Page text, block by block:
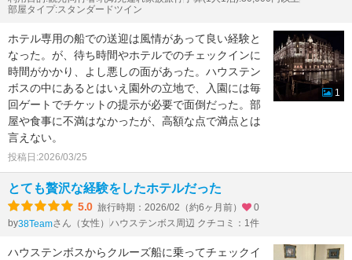
部屋タイプ:スタンダードツイン
ホテル専用の船での送迎は風情があって良い経験と
なった。が、待ち時間やホテルでのチェックインに
時間がかかり、よし悪しの面があった。ハウステン
ボスの中にあるとはいえ園外の立地で、入園には毎
回ゲートでチケットの提示が必要で面倒だった。部
屋や食事に不満はなかったが、高額な点で満点とは
言えない。
投稿日:2026/03/25
1
とても贅沢な経験をしたホテルだった
5.0 旅行時期：2026/02（約6ヶ月前）
0
by38Teamさん（女性） ハウステンボス周辺 クチコミ：1件
ハウステンボスからクルーズ船に乗ってチェックイ